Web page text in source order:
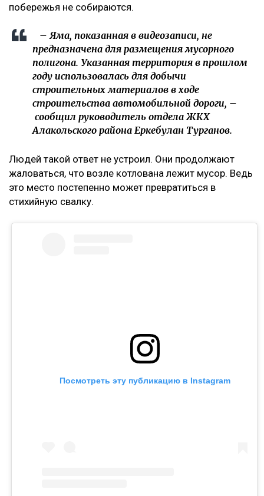
побережья не собираются.
– Яма, показанная в видеозаписи, не
предназначена для размещения мусорного
полигона. Указанная территория в прошлом
году использовалась для добычи
строительных материалов в ходе
строительства автомобильной дороги, –
сообщил руководитель отдела ЖКХ
Алакольского района Еркебулан Турганов.
Людей такой ответ не устроил. Они продолжают
жаловаться, что возле котлована лежит мусор. Ведь
это место постепенно может превратиться в
стихийную свалку.
Посмотреть эту публикацию в Instagram